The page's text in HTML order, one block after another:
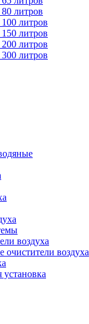
литров
литров
литров
литров
литров
воздуха
воздуха